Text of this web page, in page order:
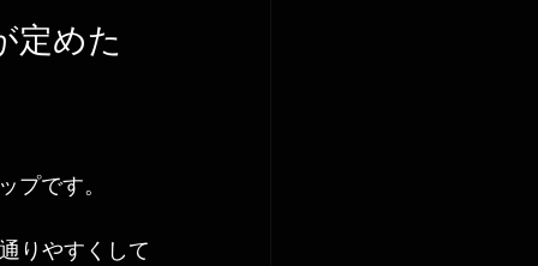
定めた
プです。
りやすくして